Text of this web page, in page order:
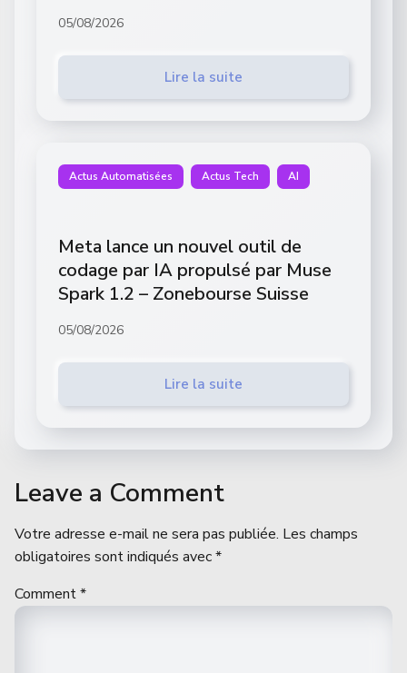
05/08/2026
Lire la suite
Actus Automatisées Actus Tech AI
Meta lance un nouvel outil de
codage par IA propulsé par Muse
Spark 1.2 – Zonebourse Suisse
05/08/2026
Lire la suite
Leave a Comment
Votre adresse e-mail ne sera pas publiée. Les champs
obligatoires sont indiqués avec*
Comment*